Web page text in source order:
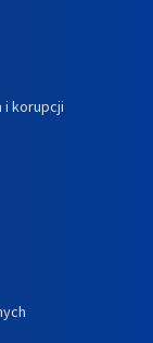
i korupcji